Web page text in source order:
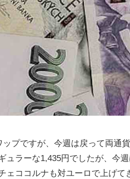
プですが、今週は戻って両通
ラーな1,435円でしたが、今
ェココルナも対ユーロで上げ